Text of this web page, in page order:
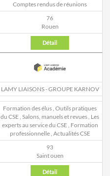
Comptes rendus de réunions
76
Rouen
Détail
LAMY LIAISONS - GROUPE KARNOV
Formation des élus, Outils pratiques
du CSE, Salons, manuels et revues, Les
experts au service du CSE, Formation
professionnelle, Actualités CSE
93
Saint ouen
Détail